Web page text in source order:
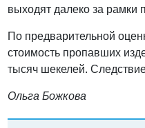
выходят далеко за рамки
По предварительной
стоимость пропавших
тысяч шекелей.
Ольга Божкова